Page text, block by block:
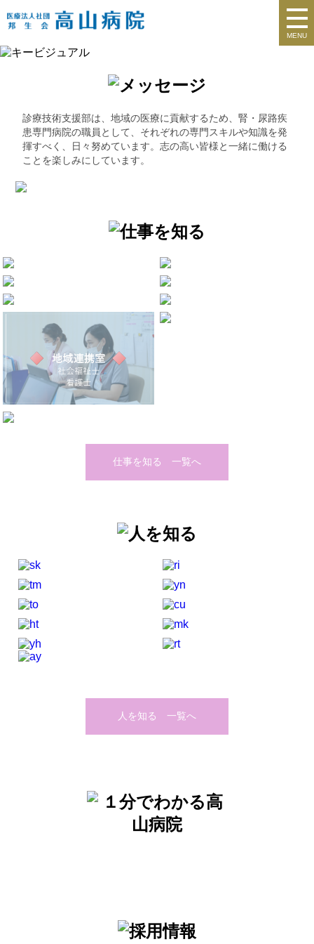
MENU
診療技術支援部は、地域の医療に貢献するため、腎・尿路疾
患専門病院の職員として、それぞれの専門スキルや知識を発
揮すべく、日々努めています。志の高い皆様と一緒に働ける
ことを楽しみにしています。
仕事を知る 一覧へ
人を知る 一覧へ